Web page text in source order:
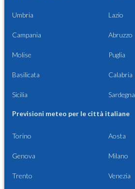
Umbria Lazio
Campania Abruzzo
Molise Puglia
Basilicata Calabria
Sicilia Sardegna
Previsioni meteo per le città italiane
Torino Aosta
Genova Milano
Trento Venezia